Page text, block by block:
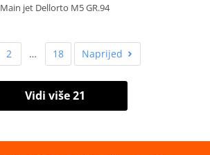
Main jet Dellorto M5 GR.94
2 … 18 Naprijed
Vidi više 21